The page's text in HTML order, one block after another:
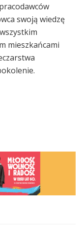
swoją wiedzę
mieszkańcami